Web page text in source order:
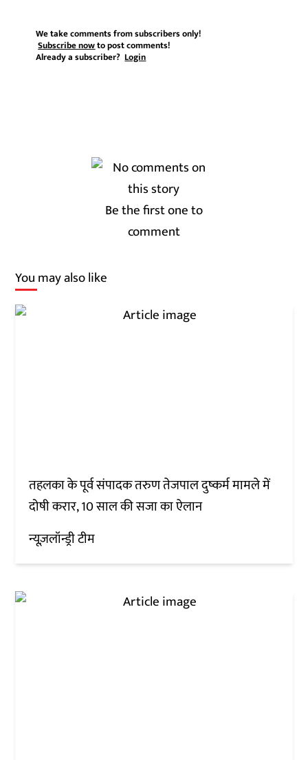
We take comments from subscribers only!
Subscribe nowto post comments!
Already a subscriber?Login
Be the first one to
comment
You may also like
तहलका के पूर्व संपादक तरुण तेजपाल दुष्कर्म मामले में
दोषी करार, 10 साल की सजा का ऐलान
न्यूज़लॉन्ड्री टीम